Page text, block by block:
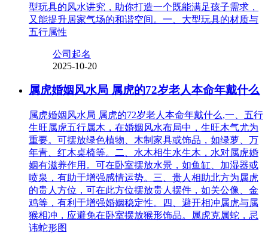
型玩具的风水讲究，助你打造一个既能满足孩子需求，
又能提升居家气场的和谐空间。一、大型玩具的材质与
五行属性
公司起名
2025-10-20
属虎婚姻风水局 属虎的72岁老人本命年戴什么
属虎婚姻风水局 属虎的72岁老人本命年戴什么,一、五行
生旺属虎五行属木，在婚姻风水布局中，生旺木气尤为
重要。可摆放绿色植物、木制家具或饰品，如绿萝、万
年青、红木桌椅等。二、水木相生水生木，水对属虎婚
姻有滋养作用。可在卧室摆放水景，如鱼缸、加湿器或
喷泉，有助于增强感情运势。三、贵人相助北方为属虎
的贵人方位，可在此方位摆放贵人摆件，如关公像、金
鸡等，有利于增强婚姻稳定性。四、避开相冲属虎与属
猴相冲，应避免在卧室摆放猴形饰品。属虎克属蛇，忌
讳蛇形图